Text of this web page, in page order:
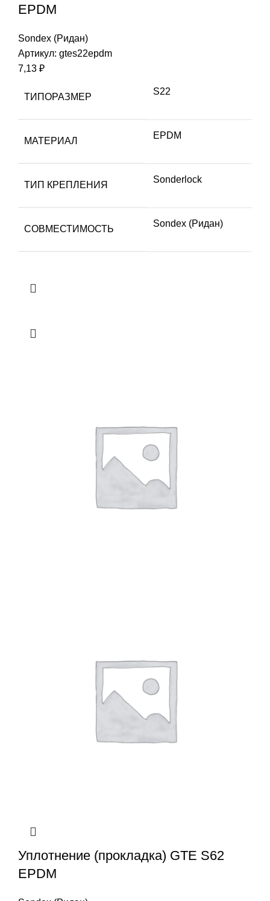
EPDM
Sondex (Ридан)
Артикул: gtes22epdm
7,13 ₽
ТИПОРАЗМЕР
S22
МАТЕРИАЛ
EPDM
ТИП КРЕПЛЕНИЯ
Sonderlock
СОВМЕСТИМОСТЬ
Sondex (Ридан)
Уплотнение (прокладка) GTE S62
EPDM